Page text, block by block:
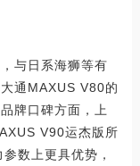
与日系海狮等有
通MAXUS V80的
牌口碑方面，上
V90运杰版所
数上更具优势，